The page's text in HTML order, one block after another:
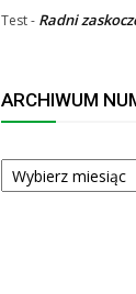
Test- Radni
ARCHIWUM
ARCHIWUM
NUMERÓW